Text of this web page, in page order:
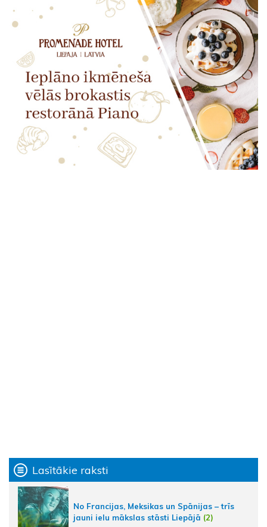
Lasītākie raksti
No Francijas, Meksikas un Spānijas – trīs
jauni ielu mākslas stāsti Liepājā (2)